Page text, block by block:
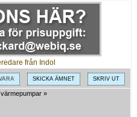
SKICKA ÄMNET SKRIV UT
»